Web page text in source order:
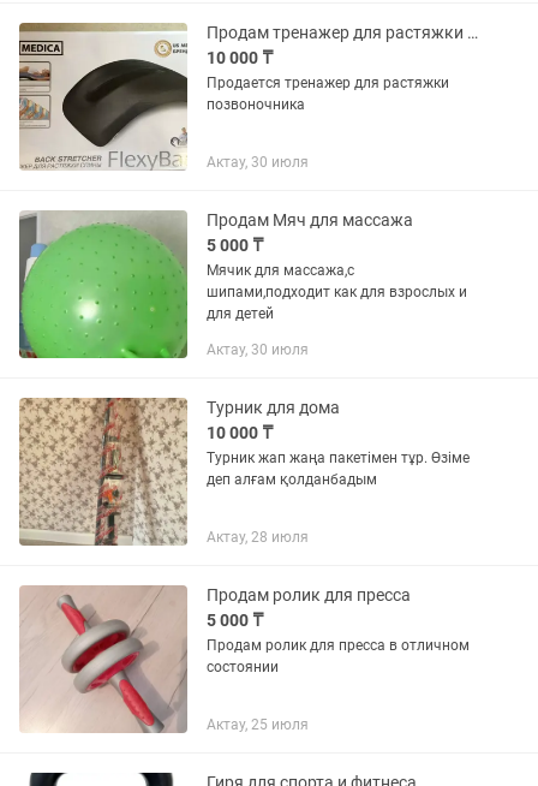
Продам тренажер для растяжки позвоночника
10 000 ₸
Продается тренажер для растяжки
позвоночника
Актау, 30 июля
Продам Мяч для массажа
5 000 ₸
Мячик для массажа,с
шипами,подходит как для взрослых и
для детей
Актау, 30 июля
Турник для дома
10 000 ₸
Турник жап жаңа пакетімен тұр. Өзіме
деп алғам қолданбадым
Актау, 28 июля
Продам ролик для пресса
5 000 ₸
Продам ролик для пресса в отличном
состоянии
Актау, 25 июля